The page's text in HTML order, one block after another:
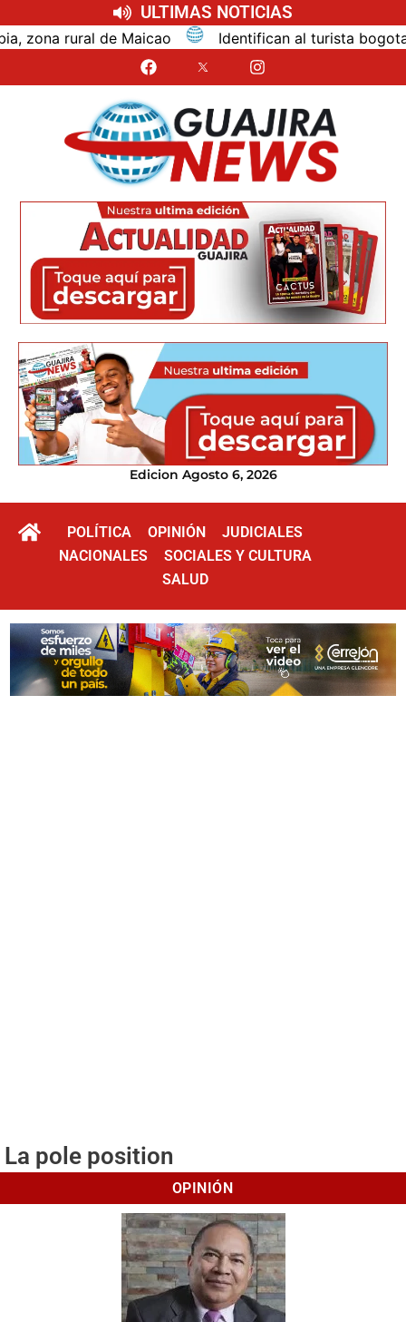
ULTIMAS NOTICIAS
Identifican al turista bogotano que murió por
Edicion Agosto 6, 2026
POLÍTICA OPINIÓN
JUDICIALES
NACIONALES
SOCIALES Y CULTURA
SALUD
La pole position
OPINIÓN